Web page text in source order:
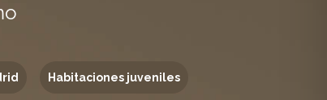
Habitaciones juveniles